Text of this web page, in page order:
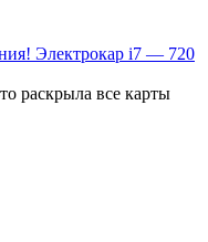
Электрокар i7 — 720
раскрыла все карты